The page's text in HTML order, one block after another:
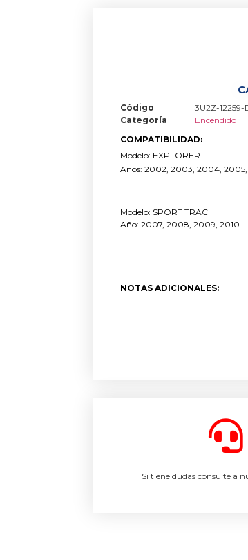
Código
3U2Z-12259-
Categoría
Encendido
COMPATIBILIDAD:
Modelo: EXPLORER
Años: 2002, 2003, 2004,
Modelo: SPORT TRAC
Año: 2007, 2008, 2009, 2010
NOTAS ADICIONALES:
Si tiene dudas consulte a